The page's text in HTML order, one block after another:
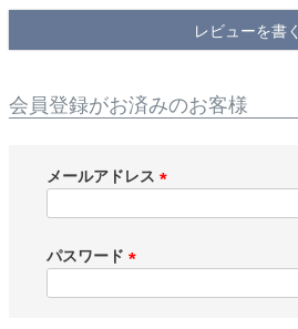
レビューを書く
会員登録がお済みのお客様
メールアドレス
)
パスワード